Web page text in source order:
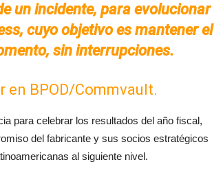
un incidente, para evolucionar
cuyo objetivo es mantener el
sin interrupciones.
en BPOD/Commvault.
para celebrar los resultados del año fiscal,
del fabricante y sus socios estratégicos
al siguiente nivel.